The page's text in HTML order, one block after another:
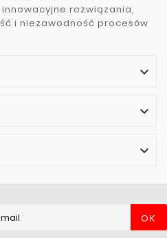
rozwiązania,
i niezawodność procesów



OK